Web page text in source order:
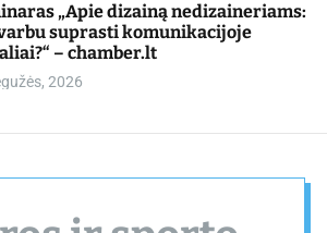
„Apie dizainą nedizaineriams:
suprasti komunikacijoje
– chamber.lt
2026